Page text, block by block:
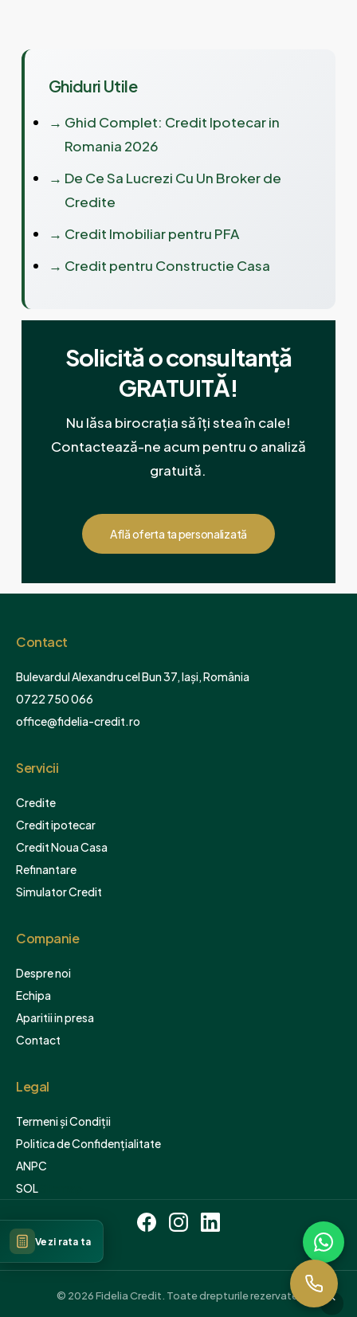
Ghiduri Utile
→ Ghid Complet: Credit Ipotecar in
Romania 2026
→ De Ce Sa Lucrezi Cu Un Broker de
Credite
→ Credit Imobiliar pentru PFA
→ Credit pentru Constructie Casa
Solicită o consultanță
GRATUITĂ!
Nu lăsa birocrația să îți stea în cale!
Contactează-ne acum pentru o analiză
gratuită.
Află oferta ta personalizată
Contact
Bulevardul Alexandru cel Bun 37, Iași, România
0722 750 066
office@fidelia-credit.ro
Servicii
Credite
Credit ipotecar
Credit Noua Casa
Refinantare
Simulator Credit
Companie
Despre noi
Echipa
Aparitii in presa
Contact
Legal
Termeni și Condiții
Politica de Confidențialitate
ANPC
SOL
© 2026 Fidelia Credit. Toate drepturile rezervate.
Vezi rata ta